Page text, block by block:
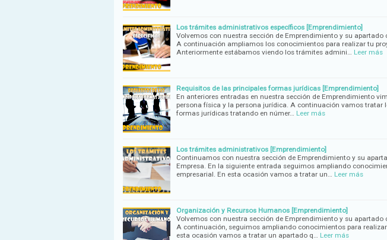
Los trámites administrativos específicos [Emprendimiento]
Volvemos con nuestra sección de Emprendimiento y su apartado
A continuación ampliamos los conocimientos para realizar tu
Anteriormente estábamos viendo los trámites admini…
Leer más
Requisitos de las principales formas jurídicas [Emprendimiento]
En anteriores entradas en nuestra sección de Emprendimiento
persona física y la persona jurídica. A continuación vamos tratar
formas jurídicas tratando en númer…
Leer más
Los trámites administrativos [Emprendimiento]
Continuamos con nuestra sección de Emprendimiento y su
Empresa. En la siguiente entrada seguimos ampliando
empresarial. En esta ocasión vamos a tratar un…
Leer más
Organización y Recursos Humanos [Emprendimiento]
Volvemos con nuestra sección de Emprendimiento y su apartado
A continuación, seguimos ampliando conocimientos para
esta ocasión vamos a tratar un apartado q…
Leer más